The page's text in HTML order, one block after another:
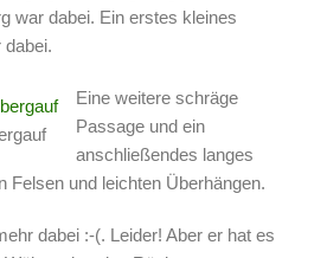
war dabei. Ein erstes kleines
Eine weitere schräge
Passage und ein
anschließendes langes
Felsen und leichten Überhängen.
dabei :-(. Leider! Aber er hat es